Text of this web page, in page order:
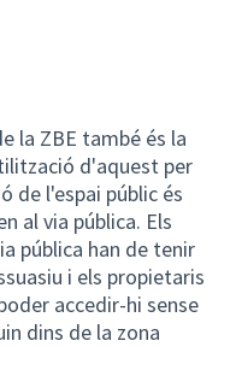
la ZBE també és la
d'aquest per
de l'espai públic és
al via pública. Els
pública han de tenir
i els propietaris
accedir-hi sense
dins de la zona